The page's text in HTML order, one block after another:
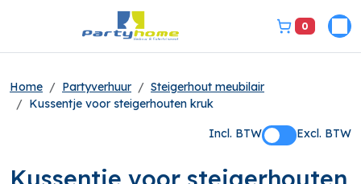
bel ons
0
Home Partyverhuur
Steigerhout meubilair
Kussentje voor steigerhouten kruk
Incl. BTW Excl. BTW